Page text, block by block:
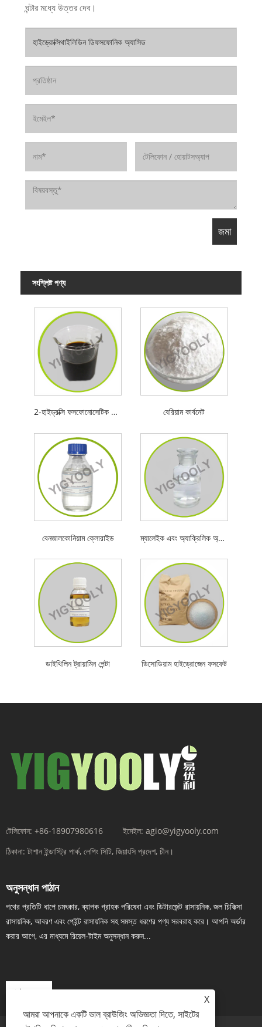
ঘন্টার মধ্যে উত্তর দেব।
সংশ্লিষ্ট পণ্য
2-হাইড্রক্সি ফসফোনোসেটিক অ্যাসিড বেরিয়াম কার্বনেট
বেনজালকোনিয়াম ক্লোরাইড ম্যালেইক এবং অ্যাক্রিলিক অ্যাসিডের কপোলিমার
ডাইথিলিন ট্রায়ামিন পেন্টা ডিসোডিয়াম হাইড্রোজেন ফসফেট
টেলিফোন: +86-18907980616 ইমেইল: agio@yigyooly.com
ঠিকানা: টাশান ইন্ডাস্ট্রি পার্ক, লেপিং সিটি, জিয়াংসি প্রদেশ, চীন।
অনুসন্ধান পাঠান
পথের প্রতিটি ধাপে চমৎকার, ব্যাপক গ্রাহক পরিষেবা এবং ডিটারজেন্ট রাসায়নিক, জল চিকিত্সা
রাসায়নিক, আবরণ এবং পেইন্ট রাসায়নিক সহ সমস্ত ধরণের পণ্য সরবরাহ করে। আপনি অর্ডার
করার আগে, এর মাধ্যমে রিয়েল-টাইম অনুসন্ধান করুন...
এখন তদন্ত
X
আমরা আপনাকে একটি ভাল ব্রাউজিং অভিজ্ঞতা দিতে, সাইটের